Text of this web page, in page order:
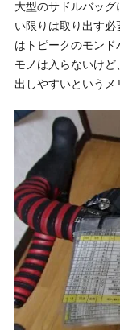
大型のサドルバッ
い限りは取り出す
はトピークのモン
モノは入らないけど
出しやすいというメ